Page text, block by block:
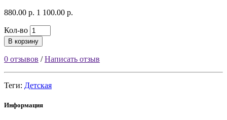
880.00 р. 1 100.00 р.
Кол-во
В корзину
0 отзывов /Написать отзыв
Теги: Детская
Информация